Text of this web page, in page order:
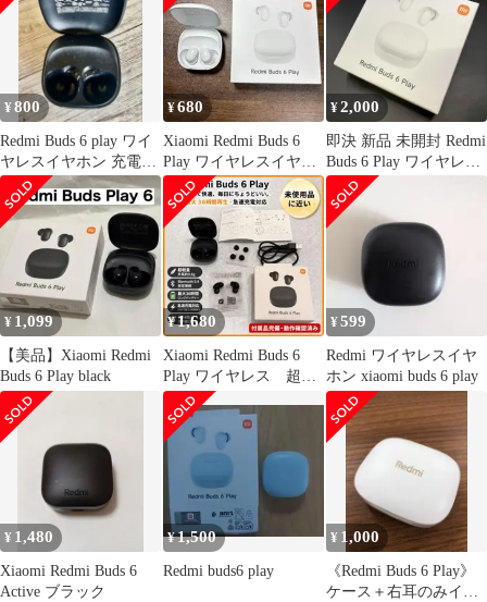
¥800
Redmi Buds 6 play ワイ
ヤレスイヤホン 充電ケ
ース 本体
¥680
Xiaomi Redmi Buds 6
Play ワイヤレスイヤホ
ン 本体
¥2,000
即決 新品 未開封 Redmi
Buds 6 Play ワイヤレス
イヤホン
¥ 1,099
【美品】Xiaomi Redmi
Buds 6 Play black
¥1,680
Xiaomi Redmi Buds 6
Play ワイヤレス 超美
品 箱付き完品
¥599
Redmi ワイヤレスイヤ
ホン xiaomi buds 6 play
¥ 1,480
Xiaomi Redmi Buds 6
Active ブラック
¥1,500
Redmi buds6 play
¥ 1,000
《Redmi Buds 6 Play》
ケース＋右耳のみイヤ